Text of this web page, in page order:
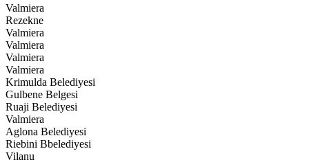
Valmiera
Rezekne
Valmiera
Valmiera
Valmiera
Valmiera
Krimulda Belediyesi
Gulbene Belgesi
Ruaji Belediyesi
Valmiera
Aglona Belediyesi
Riebini Bbelediyesi
Vilanu